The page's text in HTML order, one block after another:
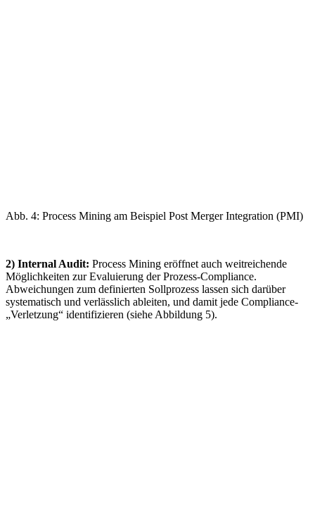
Abb. 4: Process Mining am Beispiel Post Merger Integration (PMI)
2) Internal Audit: Process Mining eröffnet auch weitreichende
Möglichkeiten zur Evaluierung der Prozess-Compliance.
Abweichungen zum definierten Sollprozess lassen sich darüber
systematisch und verlässlich ableiten, und damit jede Compliance-
„Verletzung“ identifizieren (siehe Abbildung 5).